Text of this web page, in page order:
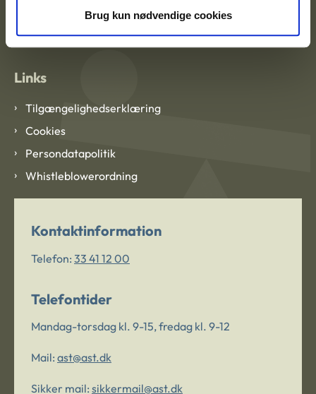
Brug kun nødvendige cookies
Om Ankestyrelsen
Blanketter og kontaktformularer
Links
Tilgængelighedserklæring
Cookies
Persondatapolitik
Whistleblowerordning
Kontaktinformation
Telefon: 33 41 12 00
Telefontider
Mandag-torsdag kl. 9-15, fredag kl. 9-12
Mail: ast@ast.dk
Sikker mail: sikkermail@ast.dk